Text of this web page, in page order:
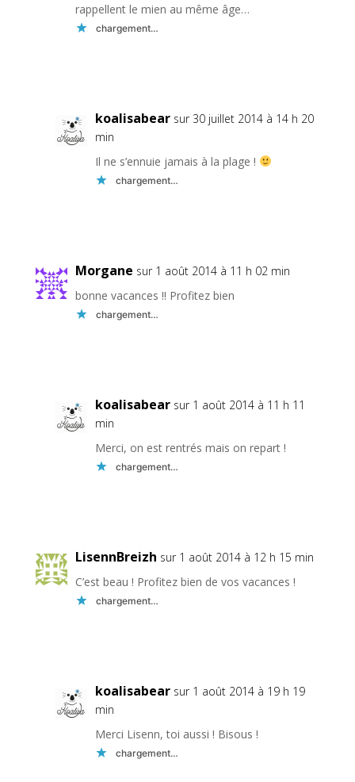
rappellent le mien au même âge…
chargement…
koalisabear sur 30 juillet 2014 à 14 h 20
min
Il ne s’ennuie jamais à la plage !
chargement…
Morgane sur 1 août 2014 à 11 h 02 min
bonne vacances !! Profitez bien
chargement…
koalisabear sur 1 août 2014 à 11 h 11
min
Merci, on est rentrés mais on repart !
chargement…
LisennBreizh sur 1 août 2014 à 12 h 15 min
C’est beau ! Profitez bien de vos vacances !
chargement…
koalisabear sur 1 août 2014 à 19 h 19
min
Merci Lisenn, toi aussi ! Bisous !
chargement…